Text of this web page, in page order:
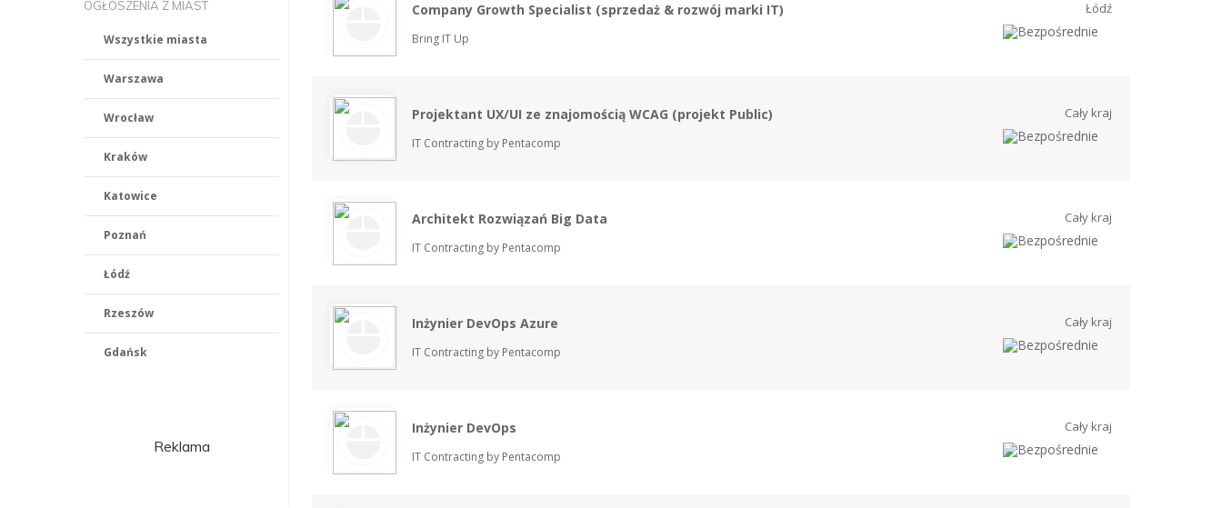
OGŁOSZENIA Z MIAST
Wszystkie miasta
Warszawa
Wrocław
Kraków
Katowice
Poznań
Łódź
Rzeszów
Gdańsk
Reklama
Company Growth Specialist (sprzedaż & rozwój marki IT)
Bring IT Up
Łódź
Projektant UX/UI ze znajomością WCAG (projekt Public)
IT Contracting by Pentacomp
Cały kraj
Architekt Rozwiązań Big Data
IT Contracting by Pentacomp
Cały kraj
Inżynier DevOps Azure
IT Contracting by Pentacomp
Cały kraj
Inżynier DevOps
IT Contracting by Pentacomp
Cały kraj